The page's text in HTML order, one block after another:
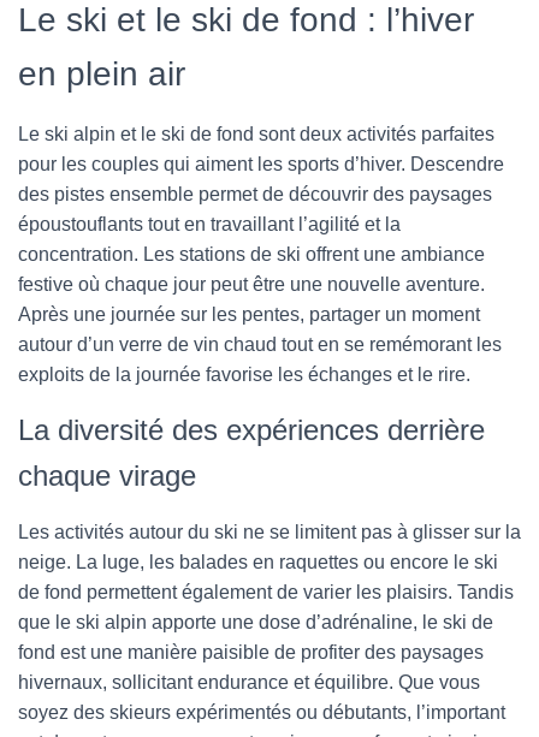
Le ski et le ski de fond : l’hiver
en plein air
Le ski alpin et le ski de fond sont deux activités parfaites
pour les couples qui aiment les sports d’hiver. Descendre
des pistes ensemble permet de découvrir des paysages
époustouflants tout en travaillant l’agilité et la
concentration. Les stations de ski offrent une ambiance
festive où chaque jour peut être une nouvelle aventure.
Après une journée sur les pentes, partager un moment
autour d’un verre de vin chaud tout en se remémorant les
exploits de la journée favorise les échanges et le rire.
La diversité des expériences derrière
chaque virage
Les activités autour du ski ne se limitent pas à glisser sur la
neige. La luge, les balades en raquettes ou encore le ski
de fond permettent également de varier les plaisirs. Tandis
que le ski alpin apporte une dose d’adrénaline, le ski de
fond est une manière paisible de profiter des paysages
hivernaux, sollicitant endurance et équilibre. Que vous
soyez des skieurs expérimentés ou débutants, l’important